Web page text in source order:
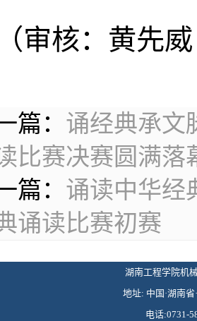
（审核：黄先
篇： 诵经典承
比赛决赛圆满落
篇： 诵读中华
诵读比赛初赛
湖南工程学院机
地址: 中国·湖南
电话:0731-